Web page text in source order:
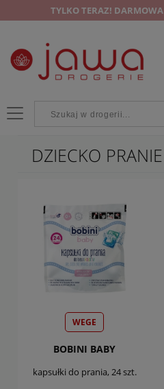
TYLKO TERAZ!
DZIECKO PRANIE
WEGE
BOBINI BABY
kapsułki do prania, 24 szt.